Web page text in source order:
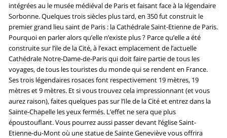
intégrées au le musée médiéval de Paris et faisant face à la légendaire
Sorbonne. Quelques trois siècles plus tard, en 350 fut construit le
premier grand lieu saint de Paris : la Cathédrale Saint-Etienne de Paris.
Pourquoi en parler alors qu’elle n’existe plus ? Parce qu’elle a été
construite sur l’ile de la Cité, à l’exact emplacement de l’actuelle
Cathédrale Notre-Dame-de-Paris qui doit faire partie de tous les
voyages, de tous les touristes du monde qui se rendent en France.
Ses trois légendaires rosaces font respectivement 19 mètres, 19
mètres et 9 mètres. Et si vous trouvez cela impressionnant (et vous
aurez raison), faites quelques pas sur l’Ile de la Cité et entrez dans la
Sainte-Chapelle les yeux fermés. L’effet ne sera que plus
époustouflant. Vous pourrez aussi passer devant l’église Saint-
Etienne-du-Mont où une statue de Sainte Geneviève vous offrira